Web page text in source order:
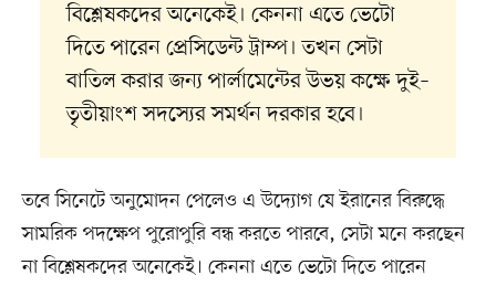
বিশ্লেষকদের অনেকেই। কেননা এতে ভেটো
দিতে পারেন প্রেসিডেন্ট ট্রাম্প। তখন সেটা
বাতিল করার জন্য পার্লামেন্টের উভয় কক্ষে দুই–
তৃতীয়াংশ সদস্যের সমর্থন দরকার হবে।
তবে সিনেটে অনুমোদন পেলেও এ উদ্যোগ যে ইরানের বিরুদ্ধে
সামরিক পদক্ষেপ পুরোপুরি বন্ধ করতে পারবে, সেটা মনে করছেন
না বিশ্লেষকদের অনেকেই। কেননা এতে ভেটো দিতে পারেন